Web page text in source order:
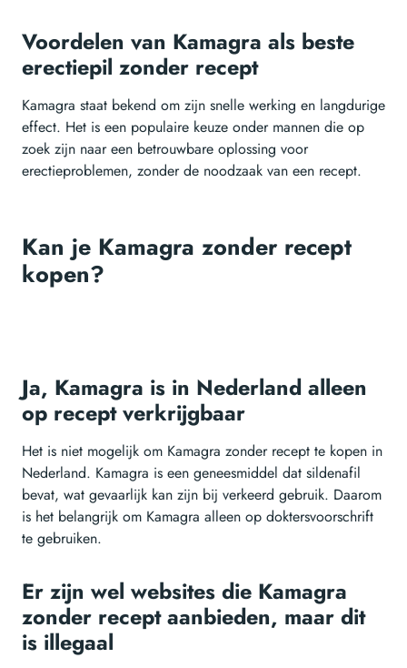
Voordelen van Kamagra als beste
erectiepil zonder recept
Kamagra staat bekend om zijn snelle werking en langdurige
effect. Het is een populaire keuze onder mannen die op
zoek zijn naar een betrouwbare oplossing voor
erectieproblemen, zonder de noodzaak van een recept.
Kan je Kamagra zonder recept
kopen?
Ja, Kamagra is in Nederland alleen
op recept verkrijgbaar
Het is niet mogelijk om Kamagra zonder recept te kopen in
Nederland. Kamagra is een geneesmiddel dat sildenafil
bevat, wat gevaarlijk kan zijn bij verkeerd gebruik. Daarom
is het belangrijk om Kamagra alleen op doktersvoorschrift
te gebruiken.
Er zijn wel websites die Kamagra
zonder recept aanbieden, maar dit
is illegaal